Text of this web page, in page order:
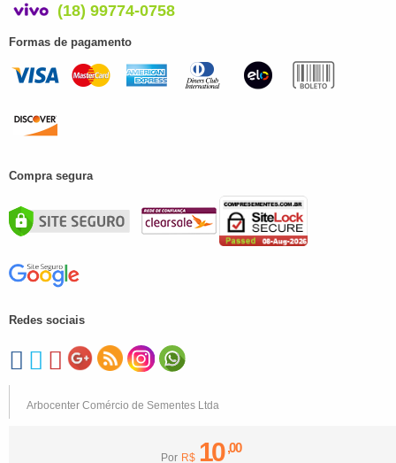
Por R$ 10 ,00
(18) 99774-0758
Formas de pagamento
Compra segura
Redes sociais
Arbocenter Comércio de Sementes Ltda